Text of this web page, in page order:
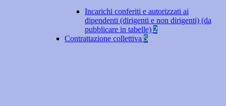
Incarichi conferiti e autorizzati ai
dipendenti (dirigenti e non dirigenti) (da
pubblicare in tabelle) 2
Contrattazione collettiva 5